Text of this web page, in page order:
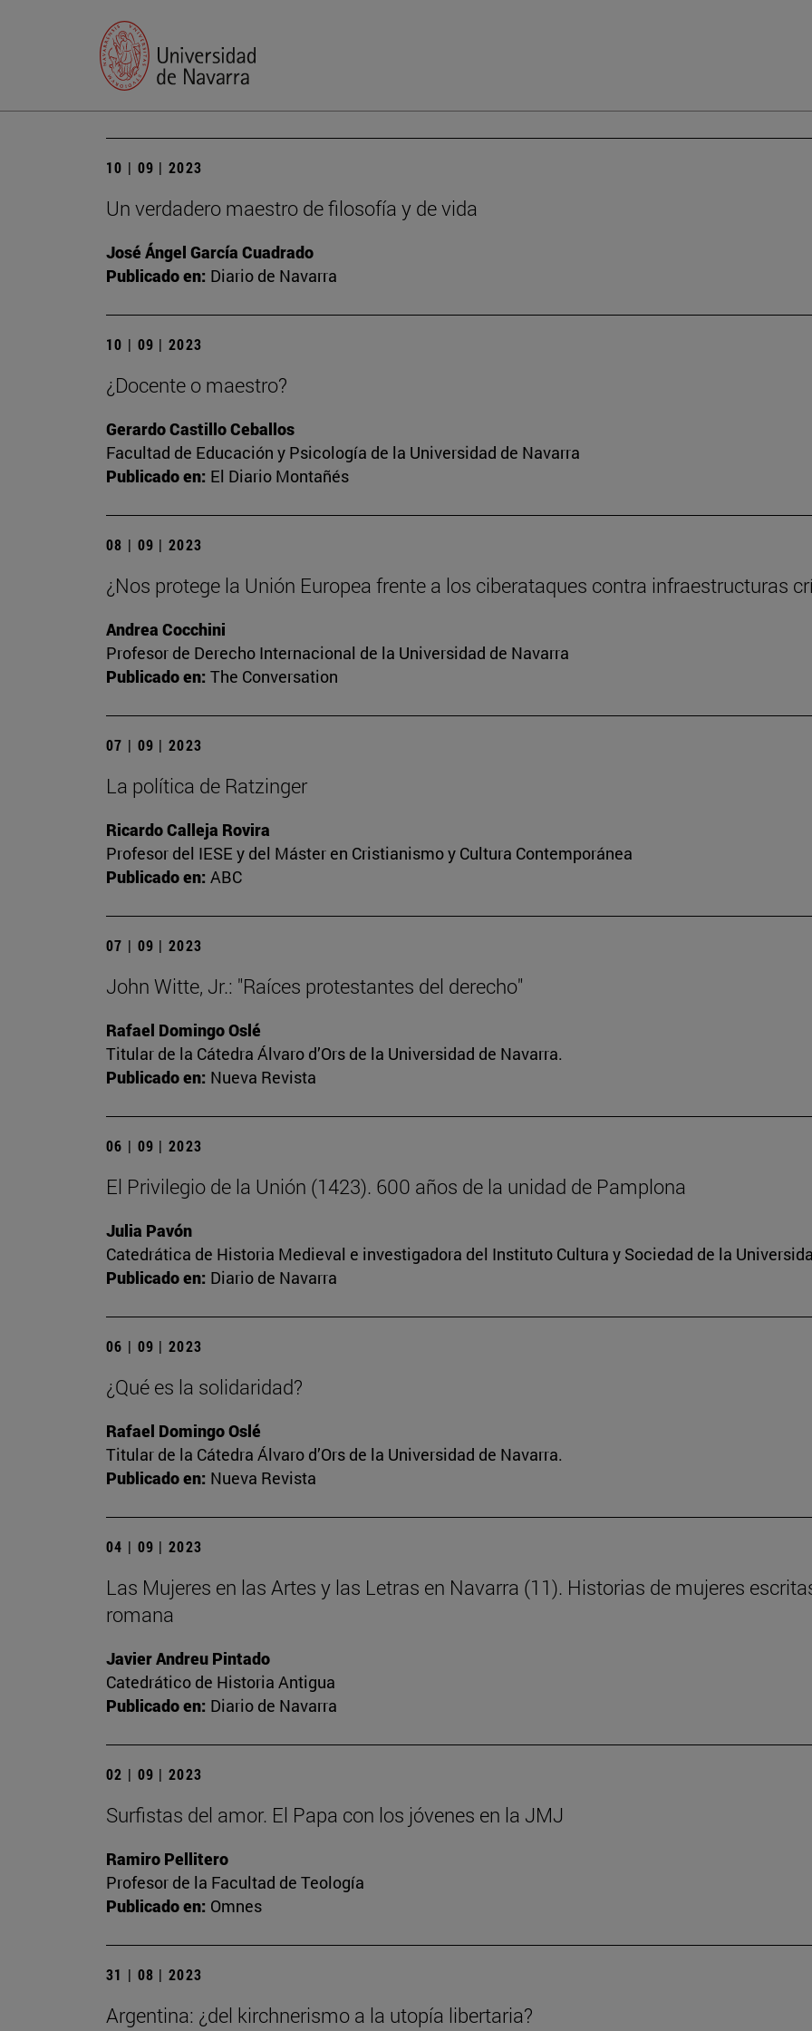
10 | 09 | 2023
Un verdadero maestro de filosofía y de vida
José Ángel García Cuadrado
Publicado en: Diario de Navarra
10 | 09 | 2023
¿Docente o maestro?
Gerardo Castillo Ceballos
Facultad de Educación y Psicología de la Universidad de Navarra
Publicado en: El Diario Montañés
08 | 09 | 2023
¿Nos protege la Unión Europea frente a los ciberataques contra infraestructuras
Andrea Cocchini
Profesor de Derecho Internacional de la Universidad de Navarra
Publicado en: The Conversation
07 | 09 | 2023
La política de Ratzinger
Ricardo Calleja Rovira
Profesor del IESE y del Máster en Cristianismo y Cultura Contemporánea
Publicado en: ABC
07 | 09 | 2023
John Witte, Jr.: "Raíces protestantes del derecho"
Rafael Domingo Oslé
Titular de la Cátedra Álvaro d’Ors de la Universidad de Navarra.
Publicado en: Nueva Revista
06 | 09 | 2023
El Privilegio de la Unión (1423). 600 años de la unidad de Pamplona
Julia Pavón
Catedrática de Historia Medieval e investigadora del Instituto Cultura y Sociedad de la
Publicado en: Diario de Navarra
06 | 09 | 2023
¿Qué es la solidaridad?
Rafael Domingo Oslé
Titular de la Cátedra Álvaro d’Ors de la Universidad de Navarra.
Publicado en: Nueva Revista
04 | 09 | 2023
Las Mujeres en las Artes y las Letras en Navarra (11). Historias de mujeres
romana
Javier Andreu Pintado
Catedrático de Historia Antigua
Publicado en: Diario de Navarra
02 | 09 | 2023
Surfistas del amor. El Papa con los jóvenes en la JMJ
Ramiro Pellitero
Profesor de la Facultad de Teología
Publicado en: Omnes
31 | 08 | 2023
Argentina: ¿del kirchnerismo a la utopía libertaria?